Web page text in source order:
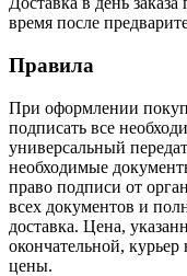
время после
Правила
При оформлении
подписать все
универсальный
необходимые
право подписи от
всех документов и
доставка. Цена,
окончательной,
цены.